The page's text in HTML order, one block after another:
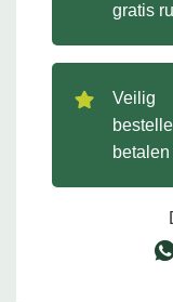
gratis
Veilig
betalen